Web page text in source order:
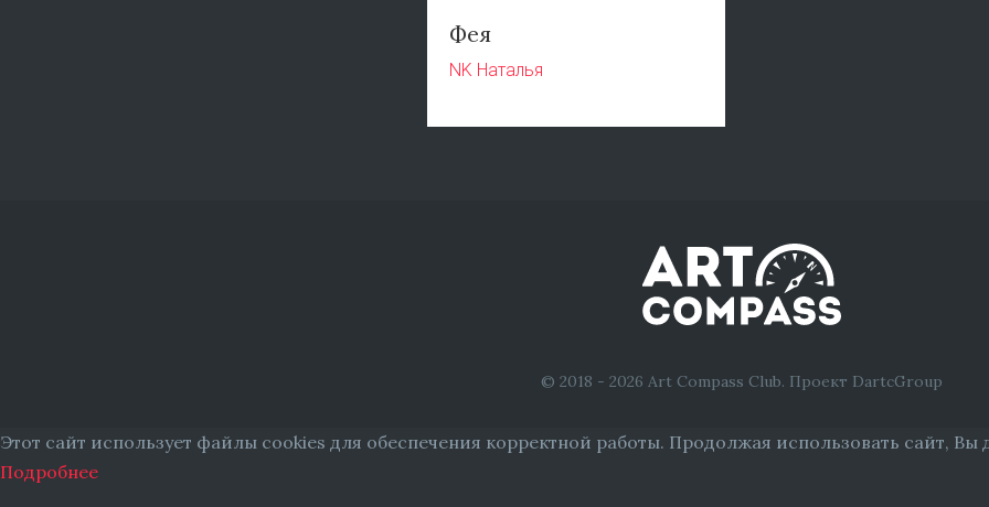
Фея
NK Наталья
© 2018 - 2026 Art Compass Club. Проект DartcGroup
Этот сайт использует файлы cookies для обеспечения корректной работы. Продолжая использовать сайт,
Подробнее